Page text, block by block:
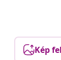
Kép